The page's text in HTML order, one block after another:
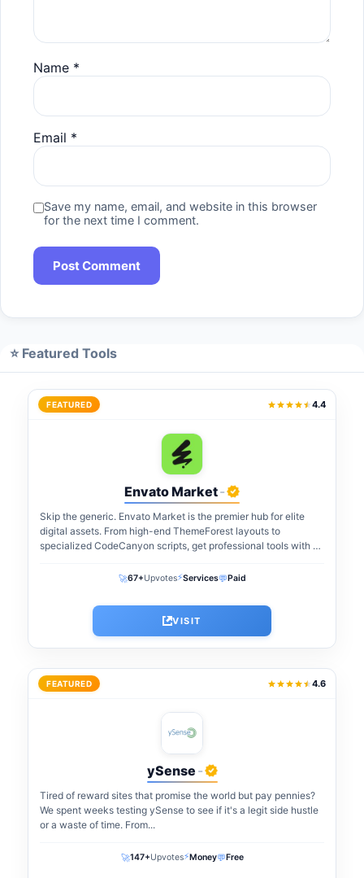
Name *
Email *
Save my name, email, and website in this browser
for the next time I comment.
⭐ Featured Tools
FEATURED 4.4
Envato Market-
Skip the generic. Envato Market is the premier hub for elite
digital assets. From high-end ThemeForest layouts to
specialized CodeCanyon scripts, get professional tools with a
🚀67+Upvotes⚡Services💬Paid
VISIT
FEATURED 4.6
ySense -
Tired of reward sites that promise the world but pay pennies?
We spent weeks testing ySense to see if it's a legit side hustle
or a waste of time. From...
🚀147+Upvotes⚡Money💬Free